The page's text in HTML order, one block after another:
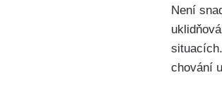
Není
chování